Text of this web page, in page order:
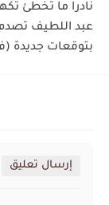
نادرا ما تخطئ
عبد اللطيف
بتوقعات جديدة
إرسال تعليق